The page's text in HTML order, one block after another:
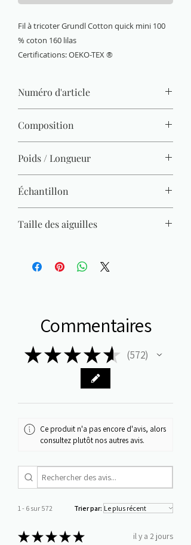
Fil à tricoter Grundl Cotton quick mini 100
% coton 160 lilas
Certifications: OEKO-TEX ®
Numéro d'article
Composition
Poids / Longueur
Échantillon
Taille des aiguilles
Commentaires
★★★★★ 572
572
Ce produit n'a pas encore d'avis, alors
consultez plutôt nos autres avis.
1 - 6 sur 572 Trier par:
★★★★★ il y a 2 jours